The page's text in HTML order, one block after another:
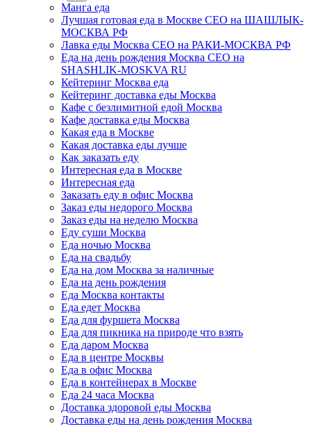
Манга еда
Лучшая готовая еда в Москве СЕО на ШАШЛЫК-
МОСКВА РФ
Лавка еды Москва СЕО на РАКИ-МОСКВА РФ
Еда на день рождения Москва СЕО на
SHASHLIK-MOSKVA RU
Кейтеринг Москва еда
Кейтеринг доставка еды Москва
Кафе с безлимитной едой Москва
Кафе доставка еды Москва
Какая еда в Москве
Какая доставка еды лучше
Как заказать еду
Интересная еда в Москве
Интересная еда
Заказать еду в офис Москва
Заказ еды недорого Москва
Заказ еды на неделю Москва
Еду суши Москва
Еда ночью Москва
Еда на свадьбу
Еда на дом Москва за наличные
Еда на день рождения
Еда Москва контакты
Еда едет Москва
Еда для фуршета Москва
Еда для пикника на природе что взять
Еда даром Москва
Еда в центре Москвы
Еда в офис Москва
Еда в контейнерах в Москве
Еда 24 часа Москва
Доставка здоровой еды Москва
Доставка еды на день рождения Москва